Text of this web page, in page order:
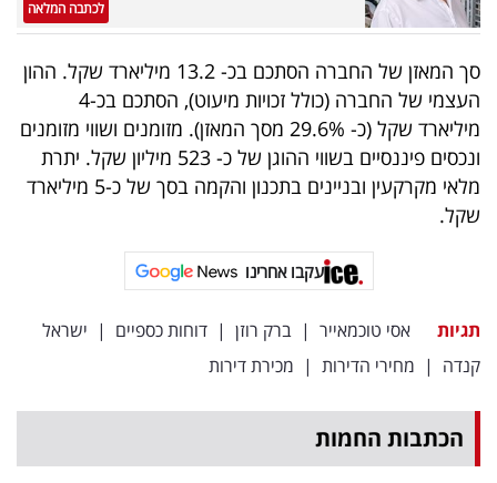
לכתבה המלאה
סך המאזן של החברה הסתכם בכ- 13.2 מיליארד שקל. ההון
העצמי של החברה (כולל זכויות מיעוט), הסתכם בכ-4
מיליארד שקל (כ- 29.6% מסך המאזן). מזומנים ושווי מזומנים
ונכסים פיננסיים בשווי ההוגן של כ- 523 מיליון שקל. יתרת
מלאי מקרקעין ובניינים בתכנון והקמה בסך של כ-5 מיליארד
שקל.
עקבו אחרינו
תגיות אסי טוכמאייר | ברק רוזן | דוחות כספיים | ישראל
קנדה | מחירי הדירות | מכירת דירות
הכתבות החמות